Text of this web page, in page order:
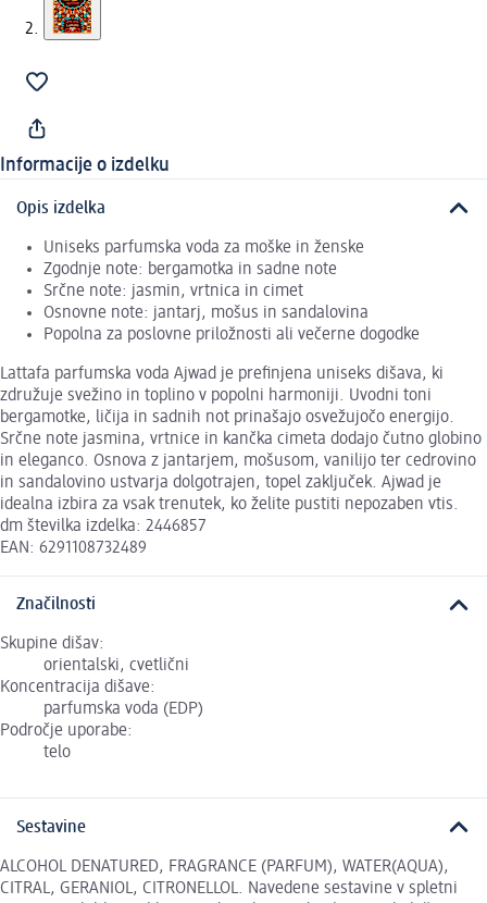
Informacije o izdelku
Opis izdelka
Uniseks parfumska voda za moške in ženske
Zgodnje note: bergamotka in sadne note
Srčne note: jasmin, vrtnica in cimet
Osnovne note: jantarj, mošus in sandalovina
Popolna za poslovne priložnosti ali večerne dogodke
Lattafa parfumska voda Ajwad je prefinjena uniseks dišava, ki
združuje svežino in toplino v popolni harmoniji. Uvodni toni
bergamotke, ličija in sadnih not prinašajo osvežujočo energijo.
Srčne note jasmina, vrtnice in kančka cimeta dodajo čutno globino
in eleganco. Osnova z jantarjem, mošusom, vanilijo ter cedrovino
in sandalovino ustvarja dolgotrajen, topel zaključek. Ajwad je
idealna izbira za vsak trenutek, ko želite pustiti nepozaben vtis.
dm številka izdelka: 2446857
EAN: 6291108732489
Značilnosti
Skupine dišav:
orientalski, cvetlični
Koncentracija dišave:
parfumska voda (EDP)
Področje uporabe:
telo
Sestavine
ALCOHOL DENATURED, FRAGRANCE (PARFUM), WATER(AQUA),
CITRAL, GERANIOL, CITRONELLOL. Navedene sestavine v spletni